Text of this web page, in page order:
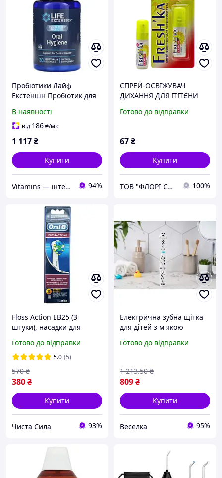
Пробіотики Лайф
Екстеншн Пробіотик для
Probiotic Oral Hygiene
(Oral Hygiene) 30
В наявності
від 186₴/міс
1 117₴
Купити
Vitamins — інтернет-магазин вітамінів та мінералів 94%
СПРЕЙ-ОСВІЖУВАЧ
ДИХАННЯ ДЛЯ ГІГІЄНИ
«FRESH'KA», ЛИМОН, 15
Готово до відправки
67₴
Купити
ТОВ "ФЛОРІ СПРЕЙ" 100%
Floss Action EB25 (3
штуки), насадки для
порожнини рота
Готово до відправки
5.0 (5)
380₴
570 ₴
Купити
Чиста Сила 93%
Електрична зубна щітка
для дітей з м якою
захоплюючим дизайном
рота. FLAME
Готово до відправки
809₴
1 213.50 ₴
Купити
Веселка 95%